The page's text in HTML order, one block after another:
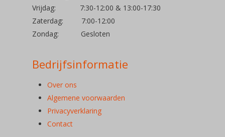
Vrijdag: 7:30-12:00 & 13:00-17:30
Zaterdag: 7:00-12:00
Zondag: Gesloten
Bedrijfsinformatie
Over ons
Algemene voorwaarden
Privacyverklaring
Contact